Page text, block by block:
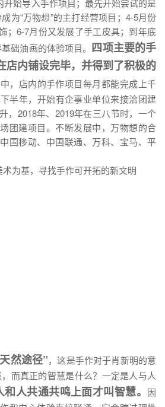
开始导入手作项目；最先开始尝试的是
为“万物想”的主打经营项目；4-5月份
；6-7月份又发展了手工皮具；到年底
础油画的体验项目。 四项主要的手
店内铺设完毕，并得到了积极的
，店内的手作项目每月都能完成上千
半年，开始有企事业单位来接洽团建
，2018年、2019年在三八节时，一个
团建项目。不断发展中，万物想的合
国移动、中国联通、万科、宝马、平
然途径”，这是手作对于肖新明的意
而真正的智慧是什么？一定是人与人
和人共通共鸣上面才叫智慧。 因